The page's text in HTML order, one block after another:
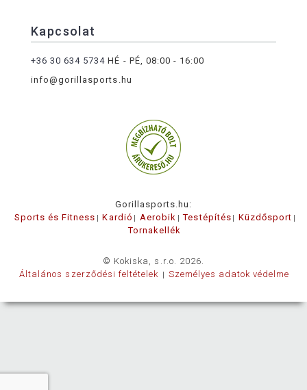
Kapcsolat
+36 30 634 5734 HÉ - PÉ, 08:00 - 16:00
info@gorillasports.hu
Gorillasports.hu:
Sports és Fitness
Kardió Aerobik Testépítés
Küzdősport
Tornakellék
© Kokiska, s.r.o. 2026.
Általános szerződési feltételek
Személyes adatok védelme